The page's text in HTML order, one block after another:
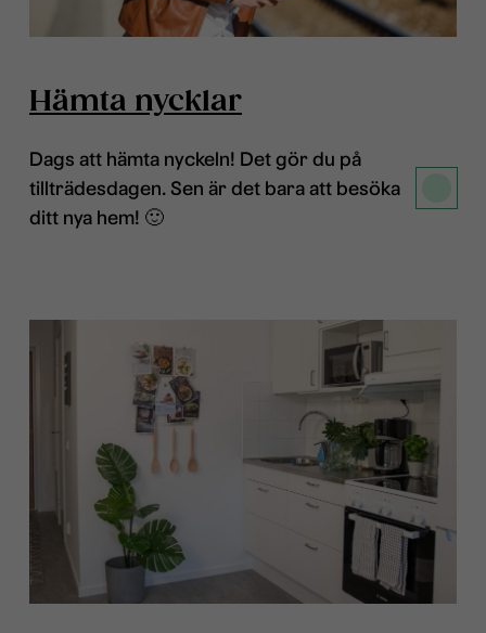
Hämta nycklar
Dags att hämta nyckeln! Det gör du på
tillträdesdagen. Sen är det bara att besöka
ditt nya hem! 🙂